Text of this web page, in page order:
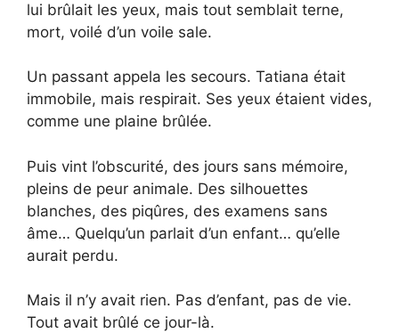
lui brûlait les yeux, mais tout semblait terne,
mort, voilé d’un voile sale.
Un passant appela les secours. Tatiana était
immobile, mais respirait. Ses yeux étaient vides,
comme une plaine brûlée.
Puis vint l’obscurité, des jours sans mémoire,
pleins de peur animale. Des silhouettes
blanches, des piqûres, des examens sans
âme… Quelqu’un parlait d’un enfant… qu’elle
aurait perdu.
Mais il n’y avait rien. Pas d’enfant, pas de vie.
Tout avait brûlé ce jour-là.